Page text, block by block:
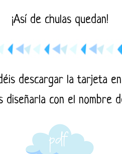
¡Así de chulas quedan!
descargar la tarjeta
diseñarla con el nombre